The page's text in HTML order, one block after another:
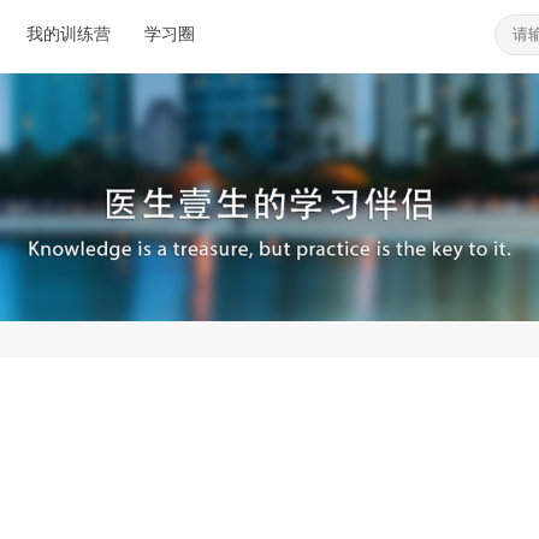
我的训练营 学习圈